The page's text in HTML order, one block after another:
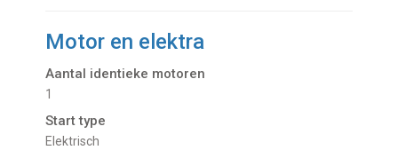
Motor en elektra
Aantal identieke motoren
1
Start type
Elektrisch